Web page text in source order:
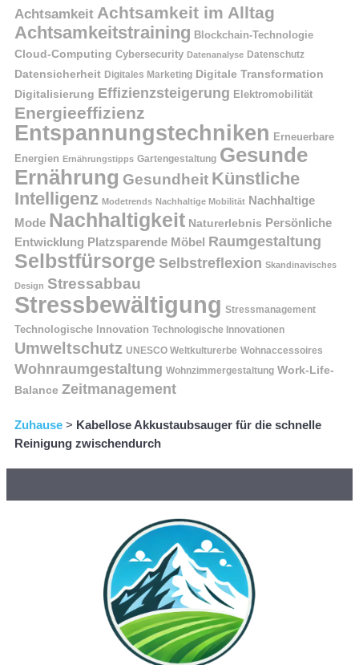
Achtsamkeit Achtsamkeit im Alltag
Achtsamkeitstraining Blockchain-Technologie
Cloud-Computing Cybersecurity Datenanalyse Datenschutz
Datensicherheit Digitales Marketing Digitale Transformation
Digitalisierung Effizienzsteigerung Elektromobilität
Energieeffizienz
Entspannungstechniken Erneuerbare
Energien Ernährungstipps Gartengestaltung Gesunde
Ernährung Gesundheit Künstliche
Intelligenz Modetrends Nachhaltige Mobilität Nachhaltige
Mode Nachhaltigkeit Naturerlebnis Persönliche
Entwicklung Platzsparende Möbel Raumgestaltung
Selbstfürsorge Selbstreflexion Skandinavisches
Design Stressabbau
Stressbewältigung Stressmanagement
Technologische Innovation Technologische Innovationen
Umweltschutz UNESCO Weltkulturerbe Wohnaccessoires
Wohnraumgestaltung Wohnzimmergestaltung Work-Life-
Balance Zeitmanagement
Zuhause > Kabellose Akkustaubsauger für die schnelle
Reinigung zwischendurch